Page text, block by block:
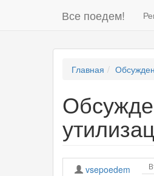
Все поедем!
Главная
vsepoedem